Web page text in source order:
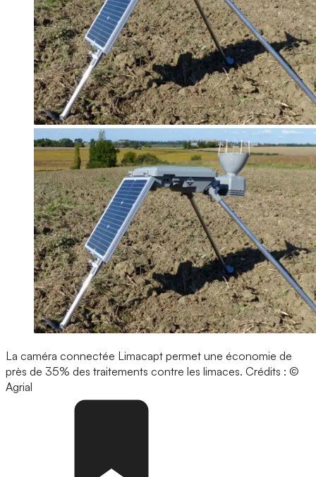
La caméra connectée Limacapt permet une économie de
près de 35% des traitements contre les limaces. Crédits : ©
Agrial